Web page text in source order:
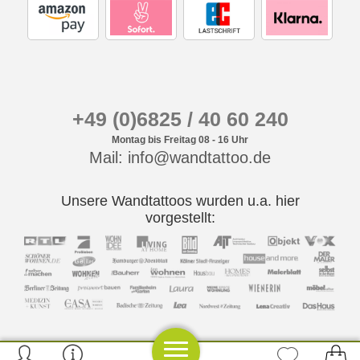
+49 (0)6825 / 40 60 240
Montag bis Freitag 08 - 16 Uhr
Mail: info@wandtattoo.de
Unsere Wandtattoos wurden u.a. hier
vorgestellt: